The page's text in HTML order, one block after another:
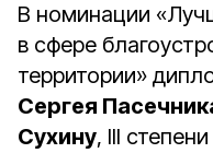
В номинации
в сфере
территории»
Сергея
Сухину, III